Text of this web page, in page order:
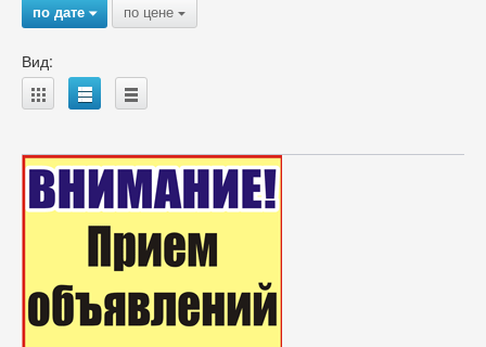
по дате{ по цене {
Вид:
A B C